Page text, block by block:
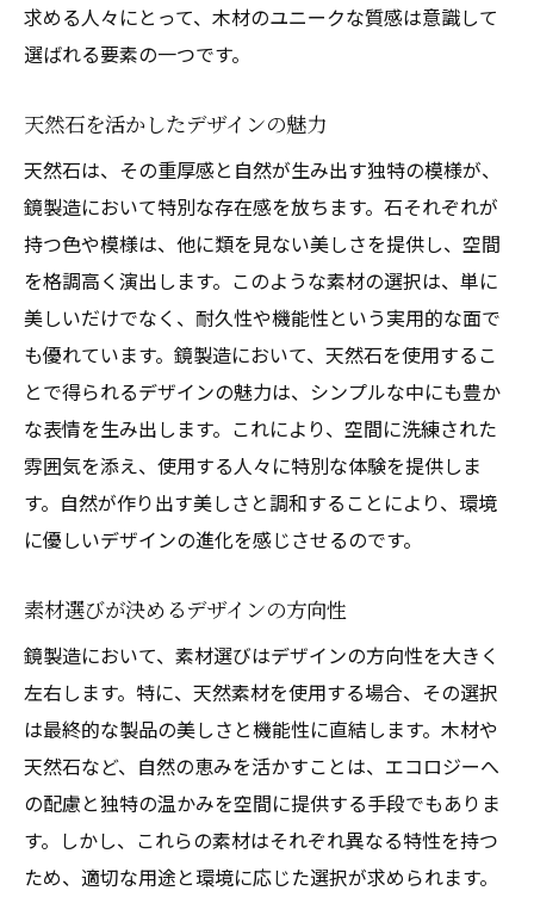
求める人々にとって、木材のユニークな質感は意識して
選ばれる要素の一つです。
天然石を活かしたデザインの魅力
天然石は、その重厚感と自然が生み出す独特の模様が、
鏡製造において特別な存在感を放ちます。石それぞれが
持つ色や模様は、他に類を見ない美しさを提供し、空間
を格調高く演出します。このような素材の選択は、単に
美しいだけでなく、耐久性や機能性という実用的な面で
も優れています。鏡製造において、天然石を使用するこ
とで得られるデザインの魅力は、シンプルな中にも豊か
な表情を生み出します。これにより、空間に洗練された
雰囲気を添え、使用する人々に特別な体験を提供しま
す。自然が作り出す美しさと調和することにより、環境
に優しいデザインの進化を感じさせるのです。
素材選びが決めるデザインの方向性
鏡製造において、素材選びはデザインの方向性を大きく
左右します。特に、天然素材を使用する場合、その選択
は最終的な製品の美しさと機能性に直結します。木材や
天然石など、自然の恵みを活かすことは、エコロジーへ
の配慮と独特の温かみを空間に提供する手段でもありま
す。しかし、これらの素材はそれぞれ異なる特性を持つ
ため、適切な用途と環境に応じた選択が求められます。